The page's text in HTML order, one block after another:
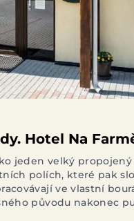
Hotel Na
v praxi
jeden velký propojený
polích, které pak
ve vlastní
původu nakonec